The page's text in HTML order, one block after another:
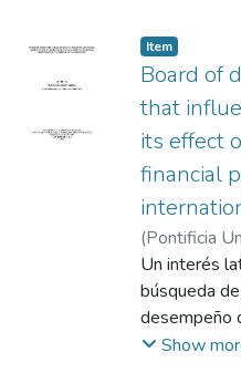
Item
Board of
that
its effect
financial
(Pontificia
Escandón
Castrillón,
Alberto
Un interés
búsqueda
desempeño
noShow